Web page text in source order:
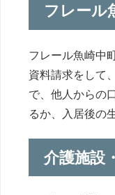
フレール
フレール魚崎中
資料請求をして
で、他人からの
るか、入居後の
介護施設